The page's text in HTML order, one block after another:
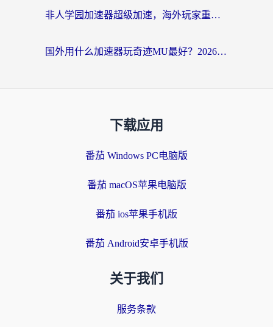
非人学园加速器超级加速，海外玩家重返国服的通行证
国外用什么加速器玩奇迹MU最好？2026海外玩家国服游戏加速全攻略
下载应用
番茄 Windows PC电脑版
番茄 macOS苹果电脑版
番茄 ios苹果手机版
番茄 Android安卓手机版
关于我们
服务条款